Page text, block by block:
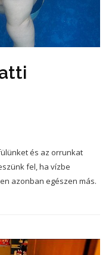
és az orrunkat
fel, ha vízbe
azonban egészen más.